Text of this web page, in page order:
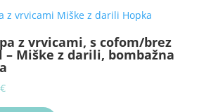
variants.
options
may
z vrvicami, s cofom/brez
– Miške z darili, bombažna
€Price